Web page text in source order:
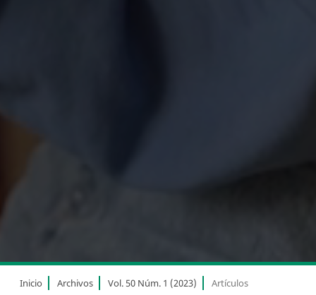
Inicio Archivos Vol. 50 Núm. 1 (2023) Artículos